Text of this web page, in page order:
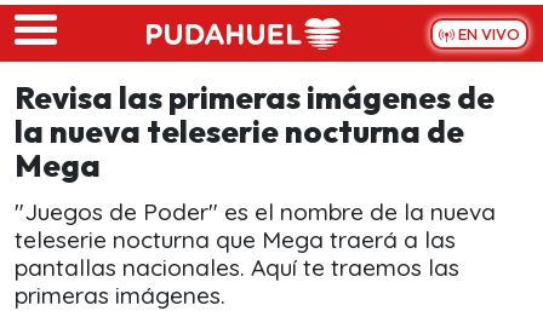
Skip to main content
EN VIVO
Revisa las primeras imágenes de
la nueva teleserie nocturna de
Mega
"Juegos de Poder" es el nombre de la nueva
teleserie nocturna que Mega traerá a las
pantallas nacionales. Aquí te traemos las
primeras imágenes.